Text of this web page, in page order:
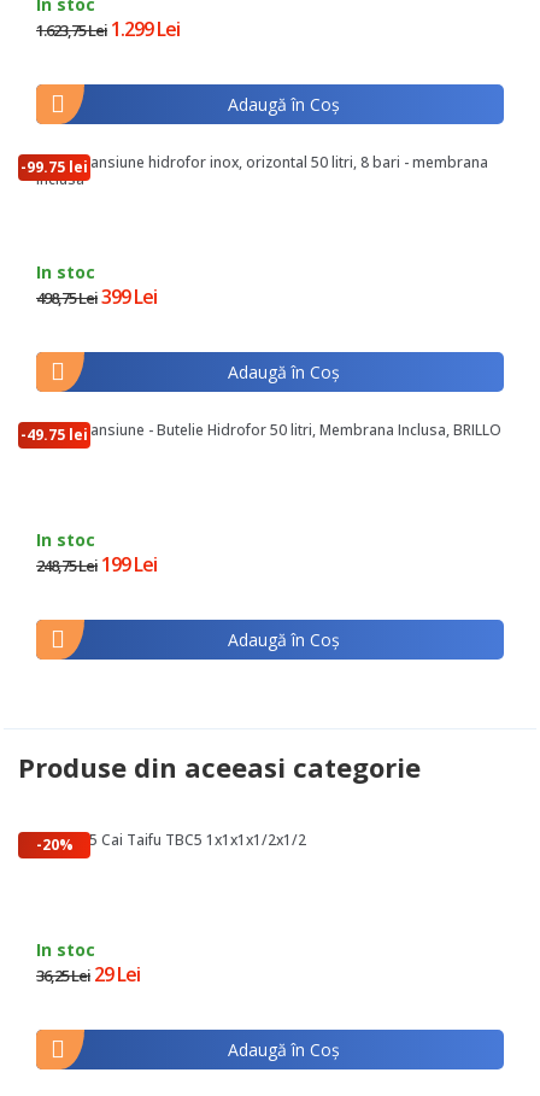
1.623,75 Lei 1.299 Lei
Adaugă în Coş
-99.75 lei
Vas expansiune hidrofor inox, orizontal 50 litri, 8 bari - membrana
inclusa
In stoc
498,75 Lei399 Lei
Adaugă în Coş
-49.75 lei
Vas expansiune - Butelie Hidrofor 50 litri, Membrana Inclusa, BRILLO
In stoc
248,75 Lei 199 Lei
Adaugă în Coş
Produse din aceeasi categorie
-20%
Racord 5 Cai Taifu TBC5 1x1x1x1/2x1/2
In stoc
36,25 Lei 29 Lei
Adaugă în Coş